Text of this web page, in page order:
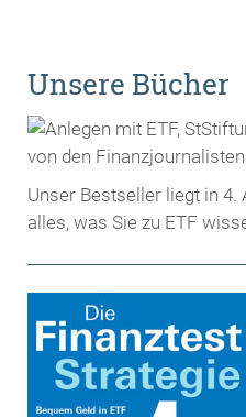
Unsere Bücher
Unser Bestseller liegt in 4.
alles, was Sie zu ETF